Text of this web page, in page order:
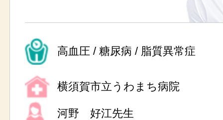
高血圧 / 糖尿病 / 脂質異常症
横須賀市立うわまち病院
河野 好江先生